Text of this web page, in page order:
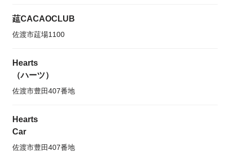
莚CACAOCLUB
佐渡市莚場1100
Hearts
（ハーツ）
佐渡市豊田407番地
Hearts
Car
佐渡市豊田407番地